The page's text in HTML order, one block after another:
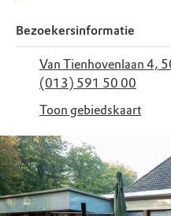
Bezoekersinformatie
Van Tienhovenlaan 4,
(013) 591 50 00
Toon gebiedskaart